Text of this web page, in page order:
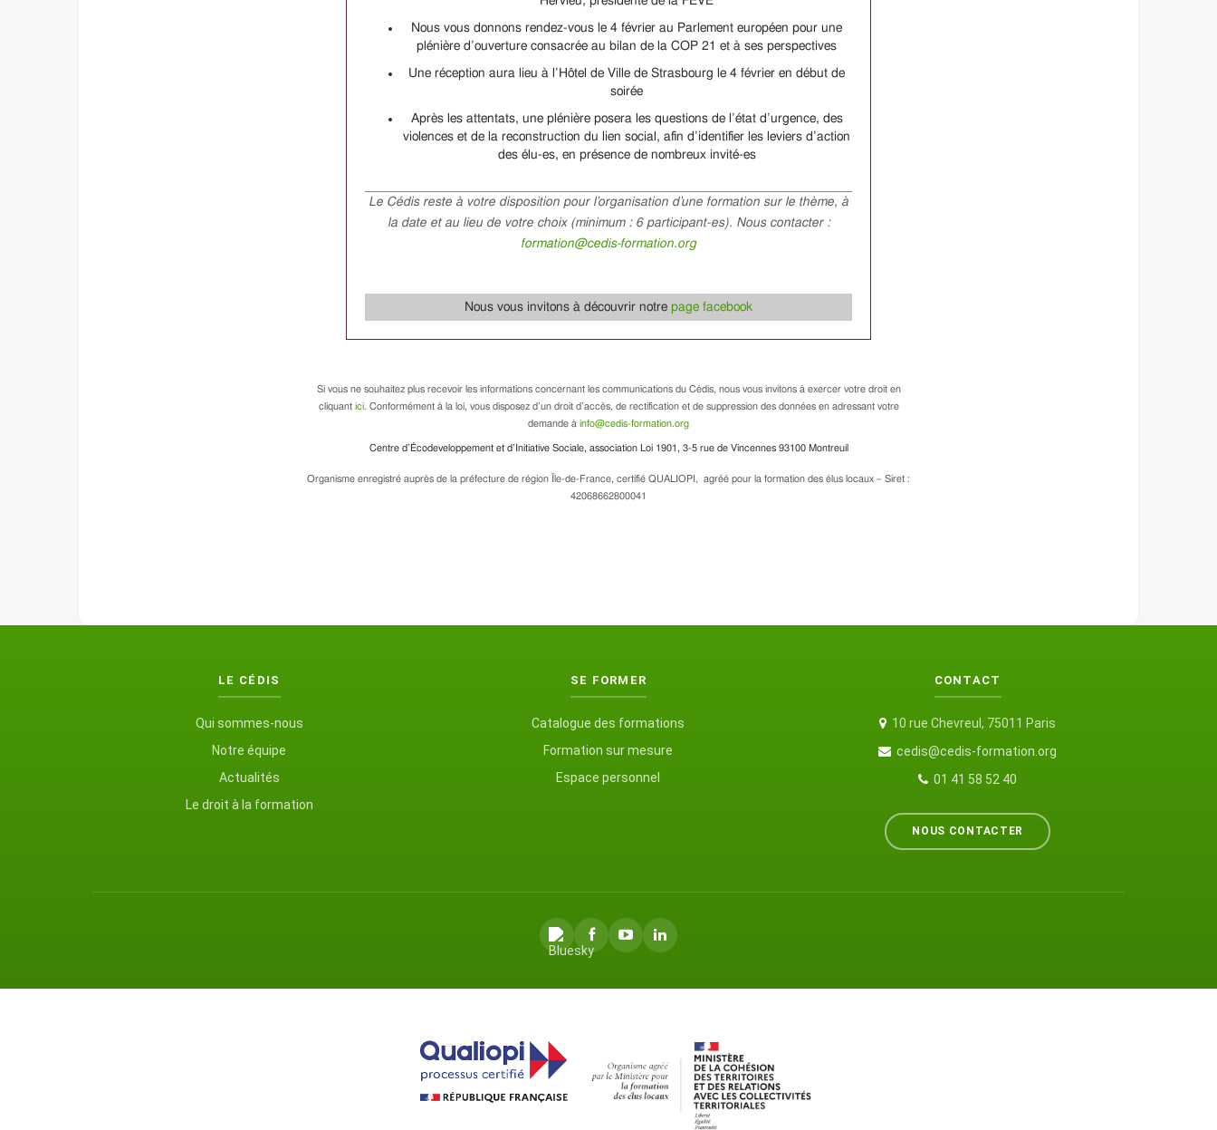
Nous vous donnons rendez-vous le 4 février au Parlement européen pour une
plénière d’ouverture consacrée au bilan de la COP 21 et à ses perspectives
Une réception aura lieu à l’Hôtel de Ville de Strasbourg le 4 février en début de
soirée
Après les attentats, une plénière posera les questions de l’état d’urgence, des
violences et de la reconstruction du lien social, afin d’identifier les leviers d’action
des élu-es, en présence de nombreux invité-es
Le Cédis reste à votre disposition pour l’organisation d’une formation sur le thème, à
la date et au lieu de votre choix (minimum : 6 participant-es). Nous contacter :
formation@cedis-formation.org
Nous vous invitons à découvrir notre page facebook
Si vous ne souhaitez plus recevoir les informations concernant les communications du Cédis, nous vous invitons à exercer votre droit en
cliquant ici. Conformément à la loi, vous disposez d’un droit d’accès, de rectification et de suppression des données en adressant votre
demande à info@cedis-formation.org
Centre d’Écodeveloppement et d’Initiative Sociale, association Loi 1901, 3-5 rue de Vincennes 93100 Montreuil
Organisme enregistré auprès de la préfecture de région Île-de-France, certifié QUALIOPI, agréé pour la formation des élus locaux – Siret :
42068662800041
LE CÉDIS
Qui sommes-nous
Notre équipe
Actualités
Le droit à la formation
SE FORMER
Catalogue des formations
Formation sur mesure
Espace personnel
CONTACT
10 rue Chevreul, 75011 Paris
cedis@cedis-formation.org
01 41 58 52 40
NOUS CONTACTER